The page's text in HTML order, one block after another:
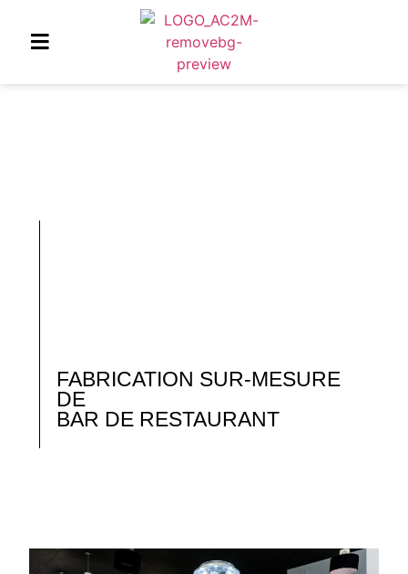
FABRICATION SUR-MESURE
DE
BAR DE RESTAURANT